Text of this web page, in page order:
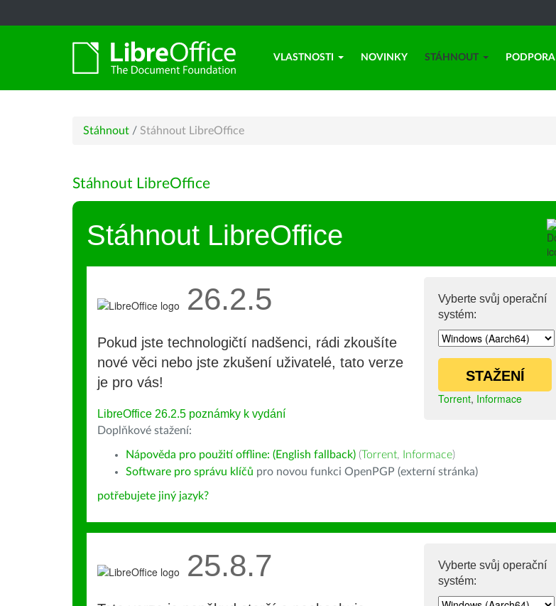
VLASTNOSTI NOVINKY STÁHNOUT PODPORA
Stáhnout / Stáhnout LibreOffice
Stáhnout LibreOffice
Stáhnout LibreOffice
Vyberte svůj operační
systém:
STAŽENÍ
Torrent, Informace
26.2.5
Pokud jste technologičtí nadšenci, rádi zkoušíte
nové věci nebo jste zkušení uživatelé, tato verze
je pro vás!
LibreOffice 26.2.5 poznámky k vydání
Doplňkové stažení:
Nápověda pro použití offline: (English fallback) (Torrent, Informace)
Software pro správu klíčů pro novou funkci OpenPGP (externí stránka)
potřebujete jiný jazyk?
Vyberte svůj operační
systém:
25.8.7